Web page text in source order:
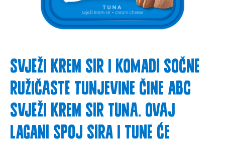
Svježi krem sir i komadi sočne
ružičaste tunjevine čine ABC
svježi krem sir TUNA. Ovaj
lagani spoj sira i tune će